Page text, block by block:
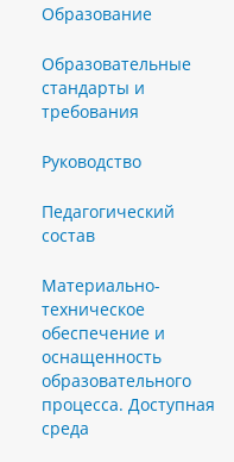
Образование
Образовательные
стандарты и
требования
Руководство
Педагогический
состав
Материально-
техническое
обеспечение и
оснащенность
образовательного
процесса. Доступная
среда